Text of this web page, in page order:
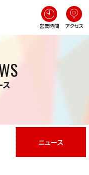
営業時間 アクセス
ス
ニュース